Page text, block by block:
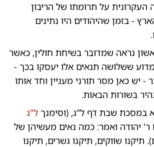
על תרומתו של הריבון
- בזמן שהיהודים היו נתינים
נראה שמדובר בשיחת חולין, כאשר
ששלושה תנאים אלו יעסקו בכך -
יש כאן מסר תורני מעניין וחד אותו
בשורות הבאות.
במסכת שבת דף ל"ג, (וסימנך ל"ג
ר' יהודה ואמר: כמה נאים מעשיהן של
תיקנו שווקים, תיקנו גשרים, תיקנו